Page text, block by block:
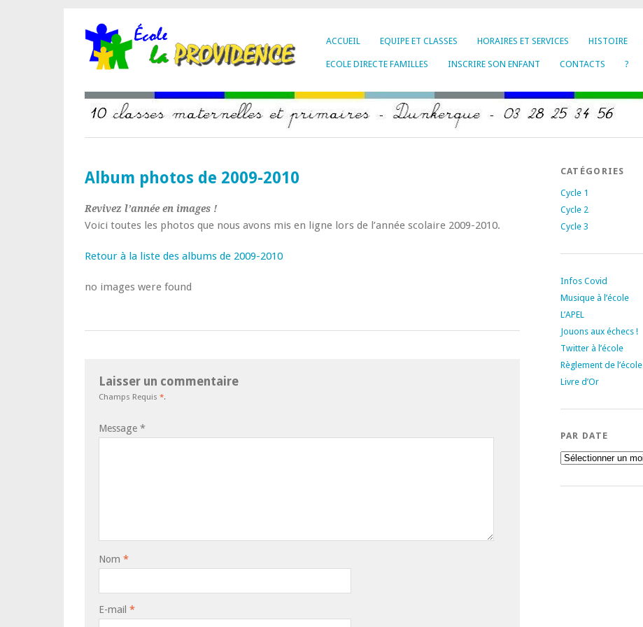
ACCUEIL EQUIPE ET CLASSES HORAIRES ET SERVICES HISTOIRE
ECOLE DIRECTE FAMILLES INSCRIRE SON ENFANT CONTACTS ?
Album photos de 2009-2010
Revivez l’année en images !
Voici toutes les photos que nous avons mis en ligne lors de l’année scolaire 2009-2010.
Retour à la liste des albums de 2009-2010
no images were found
Laisser un commentaire
Champs Requis *.
Message *
Nom *
E-mail *
CATÉGORIES
Cycle 1
Cycle 2
Cycle 3
Infos Covid
Musique à l’école
L’APEL
Jouons aux échecs !
Twitter à l’école
Règlement de l’école
Livre d’Or
PAR DATE
Par
date